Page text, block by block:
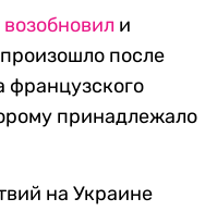
возобновил и
после
французского
принадлежало
на Украине